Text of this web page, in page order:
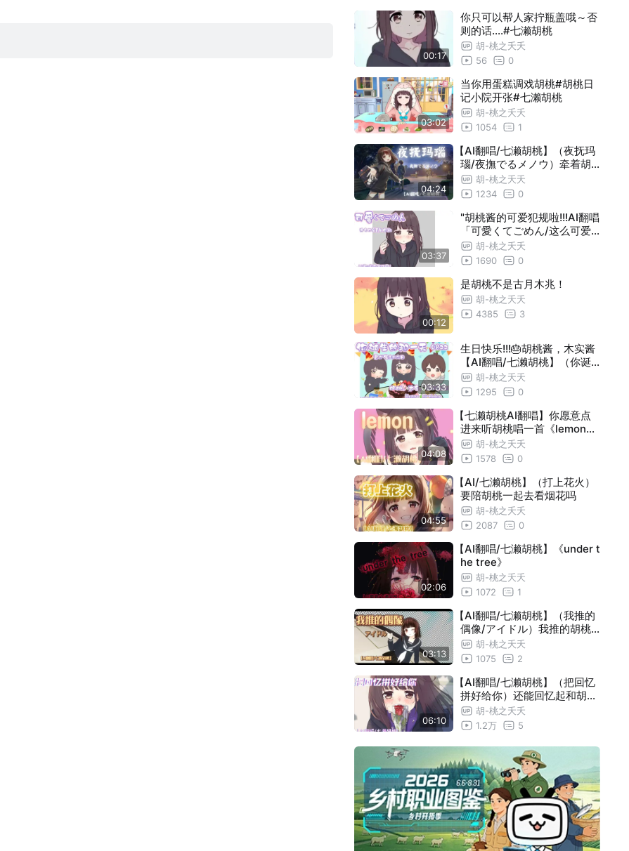
00:17
你只可以帮人家拧瓶盖哦～否
则的话....#七濑胡桃
胡-桃之夭夭
56
0
03:02
当你用蛋糕调戏胡桃#胡桃日
记小院开张#七濑胡桃
胡-桃之夭夭
1054
1
04:24
【AI翻唱/七濑胡桃】（夜抚玛
瑙/夜撫でるメノウ）牵着胡
桃的手一起走吧
胡-桃之夭夭
1234
0
03:37
"胡桃酱的可爱犯规啦!!!AI翻唱
「可愛くてごめん/这么可爱
真是抱歉」"
胡-桃之夭夭
1690
0
00:12
是胡桃不是古月木兆！
胡-桃之夭夭
4385
3
03:33
生日快乐!!!🎂胡桃酱，木实酱
【AI翻唱/七濑胡桃】（你诞
生的那一天/君が生まれた日
）
胡-桃之夭夭
1295
0
04:08
【七濑胡桃AI翻唱】你愿意点
进来听胡桃唱一首《lemon》
吗 胡-桃之夭夭
1578
0
04:55
【AI/七濑胡桃】（打上花火）
要陪胡桃一起去看烟花吗
胡-桃之夭夭
2087
0
02:06
【AI翻唱/七濑胡桃】《under t
he tree》
胡-桃之夭夭
1072
1
03:13
【AI翻唱/七濑胡桃】（我推的
偶像/アイドル）我推的胡桃
是爱抖露!
胡-桃之夭夭
1075
2
06:10
【AI翻唱/七濑胡桃】（把回忆
拼好给你）还能回忆起和胡桃
一起度过的时光吗
胡-桃之夭夭
1.2万
5